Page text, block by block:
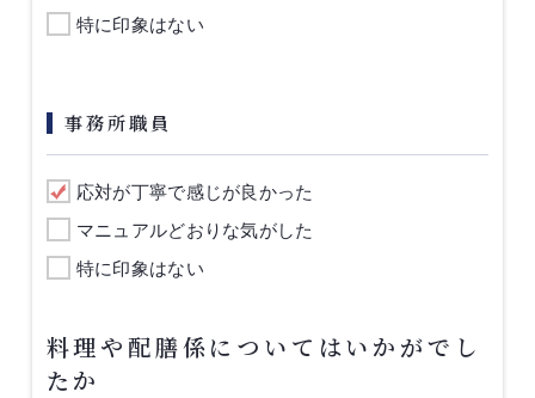
特に印象はない
事務所職員
応対が丁寧で感じが良かった
マニュアルどおりな気がした
特に印象はない
料理や配膳係についてはいかがでし
たか